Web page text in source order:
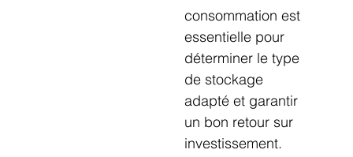
consommation est
essentielle pour
déterminer le type
de stockage
adapté et garantir
un bon retour sur
investissement.